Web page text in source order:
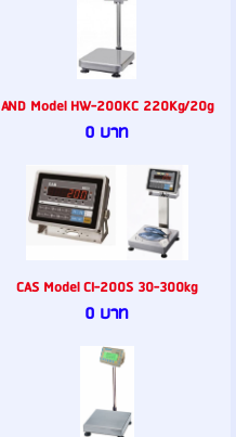
AND Model HW-200KC 220Kg/20g
0 บาท
CAS Model CI-200S 30-300kg
0 บาท